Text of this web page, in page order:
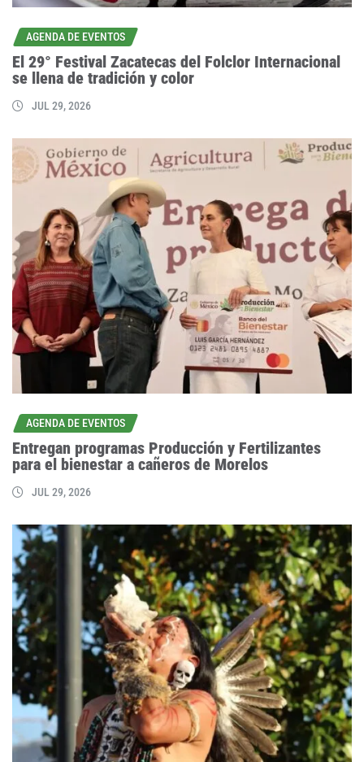
AGENDA DE EVENTOS
El 29° Festival Zacatecas del Folclor Internacional
se llena de tradición y color
JUL 29, 2026
AGENDA DE EVENTOS
Entregan programas Producción y Fertilizantes
para el bienestar a cañeros de Morelos
JUL 29, 2026